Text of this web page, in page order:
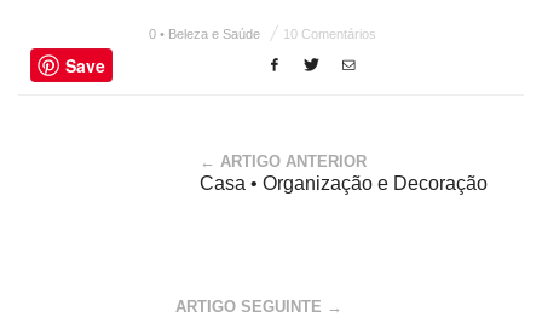
0 • Beleza e Saúde 10 Comentários
Save
← ARTIGO ANTERIOR
Casa • Organização e Decoração
ARTIGO SEGUINTE →